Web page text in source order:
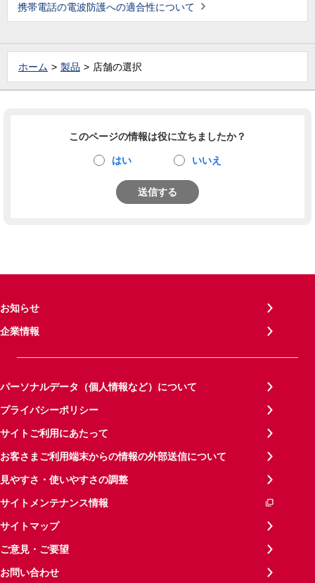
携帯電話の電波防護への適合性について
ホーム 製品 店舗の選択
このページの情報は役に立ちましたか？
はい いいえ
送信する
お知らせ
企業情報
パーソナルデータ（個人情報など）について
プライバシーポリシー
サイトご利用にあたって
お客さまご利用端末からの情報の外部送信について
見やすさ・使いやすさの調整
サイトメンテナンス情報
サイトマップ
ご意見・ご要望
お問い合わせ